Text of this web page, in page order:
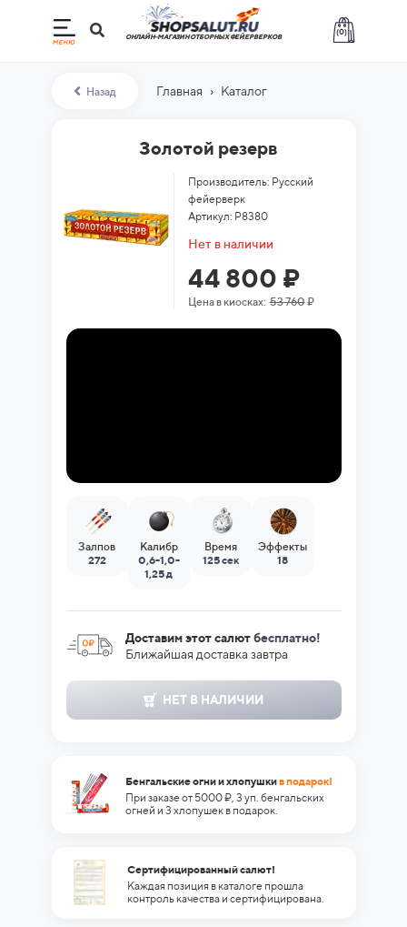
(0)
ОНЛАЙН-МАГАЗИН ОТБОРНЫХ ФЕЙЕРВЕРКОВ
Назад Главная › Каталог
Золотой резерв
Производитель: Русский
фейерверк
Артикул: Р8380
Нет в наличии
44 800 ₽
Цена в киосках:53 760₽
Залпов
272
Калибр
0,6-1,0-
1,25 д
Время
125 сек
Эффекты
18
Доставим этот салютбесплатно!
Ближайшая доставка завтра
НЕТ В НАЛИЧИИ
Бенгальские огни и хлопушкив подарок!
При заказе от 5000 ₽, 3 уп. бенгальских
огней и 3 хлопушек в подарок.
Сертифицированный салют!
Каждая позиция в каталоге прошла
контроль качества и сертифицирована.